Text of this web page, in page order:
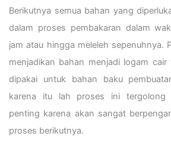
Berikutnya semua bahan yang
dalam proses pembakaran dalam
jam atau hingga meleleh sepenuhnya.
menjadikan bahan menjadi logam
dipakai untuk bahan baku
karena itu lah proses ini tergolong
penting karena akan sangat
proses berikutnya.